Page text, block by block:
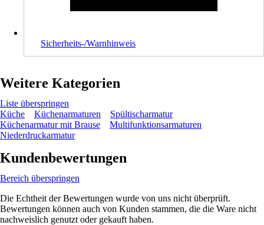
Sicherheits-/Warnhinweis
Weitere Kategorien
Liste überspringen
Küche
Küchenarmaturen
Spültischarmatur
Küchenarmatur mit Brause
Multifunktionsarmaturen
Niederdruckarmatur
Kundenbewertungen
Bereich überspringen
Die Echtheit der Bewertungen wurde von uns nicht überprüft.
Bewertungen können auch von Kunden stammen, die die Ware nicht
nachweislich genutzt oder gekauft haben.